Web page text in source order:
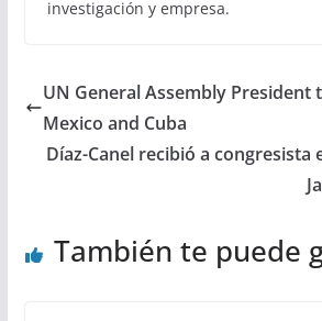
investigación y empresa.
UN General Assembly President
Mexico and Cuba
Díaz-Canel recibió a congresista
También te puede